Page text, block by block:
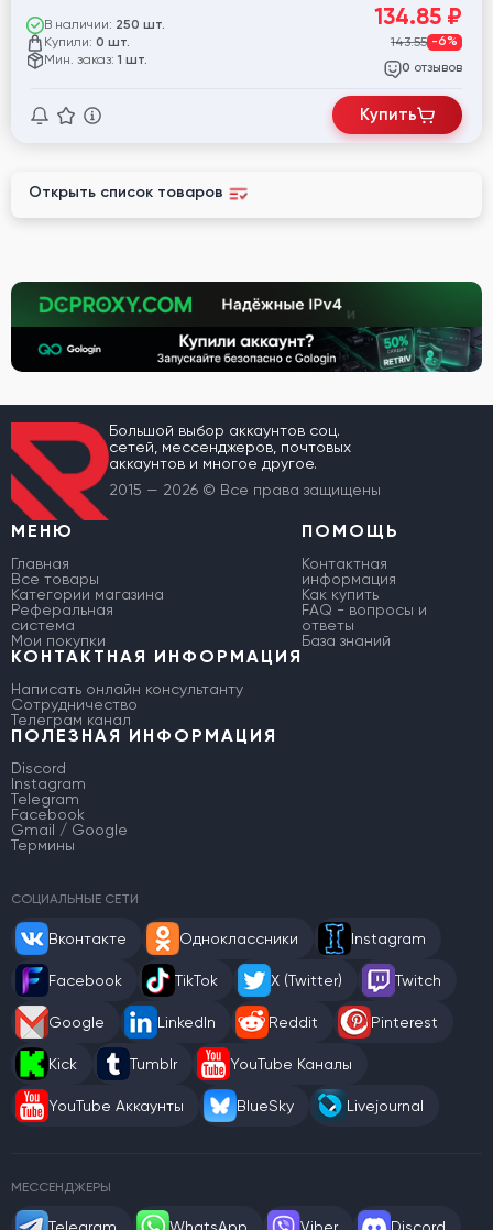
В наличии: 250 шт.
Купили: 0 шт.
Мин. заказ: 1 шт.
134.85 ₽
143.55 -6%
0 отзывов
Купить
Открыть список товаров
Большой выбор аккаунтов соц.
сетей, мессенджеров, почтовых
аккаунтов и многое другое.
2015 — 2026 © Все права защищены
МЕНЮ
Главная
Все товары
Категории магазина
Реферальная
система
Мои покупки
ПОМОЩЬ
Контактная
информация
Как купить
FAQ - вопросы и
ответы
База знаний
КОНТАКТНАЯ ИНФОРМАЦИЯ
Написать онлайн консультанту
Сотрудничество
Телеграм канал
ПОЛЕЗНАЯ ИНФОРМАЦИЯ
Discord
Instagram
Telegram
Facebook
Gmail / Google
Термины
СОЦИАЛЬНЫЕ СЕТИ
Вконтакте Одноклассники Instagram
Facebook TikTok X (Twitter) Twitch
Google LinkedIn Reddit Pinterest
Kick Tumblr YouTube Каналы
YouTube Аккаунты BlueSky Livejournal
МЕССЕНДЖЕРЫ